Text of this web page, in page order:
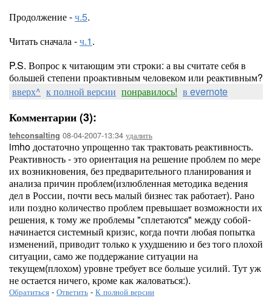
Продолжение -ч.5.
Читать сначала -ч.1.
P.S. Вопрос к читающим эти строки: а вы считате себя в
большей степени проактивным человеком или реактивным?
вверх^ к полной версии понравилось! в evernote
Комментарии (3):
tehconsalting 08-04-2007-13:34 удалить
imho достаточно упрощенно так трактовать реактивность.
Реактивность - это ориентация на решение проблем по мере
их возникновения, без предварительного планирования и
анализа причин проблем(излюбленная методика ведения
дел в России, почти весь малый бизнес так работает). Рано
или поздно количество проблем превышает возможности их
решения, к тому же проблемы "сплетаются" между собой-
начинается системный кризис, когда почти любая попытка
изменений, приводит только к ухудшению и без того плохой
ситуации, само же поддержание ситуации на
текущем(плохом) уровне требует все больше усилий. Тут уж
не остается ничего, кроме как жаловаться:).
Обратиться - Ответить - К полной версии